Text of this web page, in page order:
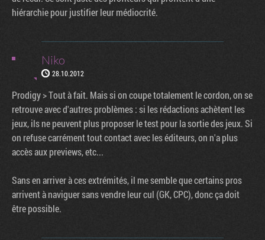
hiérarchie pour justifier leur médiocrité.
Niko
28.10.2012
Prodigy > Tout à fait. Mais si on coupe totalement le cordon, on se
retrouve avec d'autres problèmes : si les rédactions achètent les
jeux, ils ne peuvent plus proposer le test pour la sortie des jeux. Si
on refuse carrément tout contact avec les éditeurs, on n'a plus
accès aux previews, etc...
Sans en arriver à ces extrémités, il me semble que certains pros
arrivent à naviguer sans vendre leur cul (GK, CPC), donc ça doit
être possible.